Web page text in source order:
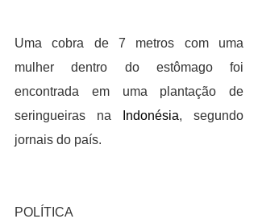
Uma cobra de 7 metros com uma
mulher dentro do estômago foi
encontrada em uma plantação de
seringueiras na
Indonésia, segundo
jornais do país.
POLÍTICA